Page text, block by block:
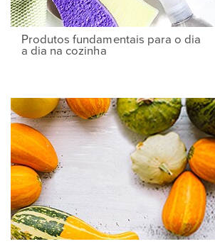
Produtos fundamentais para o dia
a dia na cozinha